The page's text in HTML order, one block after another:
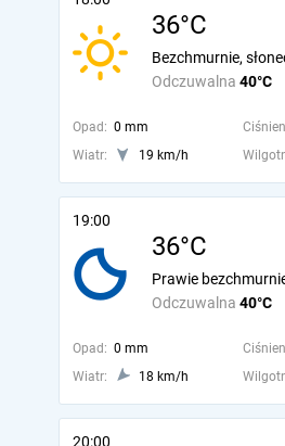
36°C
Odczuwalna 40°C
Bezchmurnie,
Opad: 0 mm
Wiatr:
19 km/h
19:00
36°C
Odczuwalna 40°C
Prawie
Opad: 0 mm
Wiatr:
18 km/h
20:00